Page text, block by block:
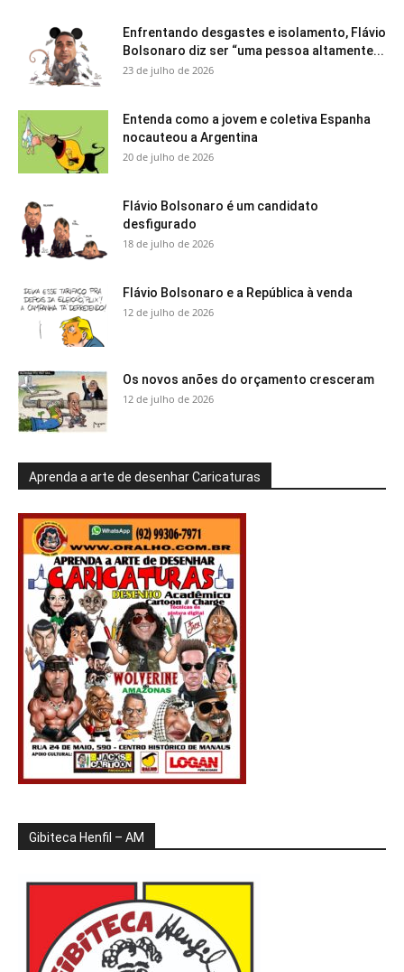
Enfrentando desgastes e isolamento, Flávio
Bolsonaro diz ser “uma pessoa altamente...
23 de julho de 2026
Entenda como a jovem e coletiva Espanha
nocauteou a Argentina
20 de julho de 2026
Flávio Bolsonaro é um candidato
desfigurado
18 de julho de 2026
Flávio Bolsonaro e a República à venda
12 de julho de 2026
Os novos anões do orçamento cresceram
12 de julho de 2026
Aprenda a arte de desenhar Caricaturas
Gibiteca Henfil – AM